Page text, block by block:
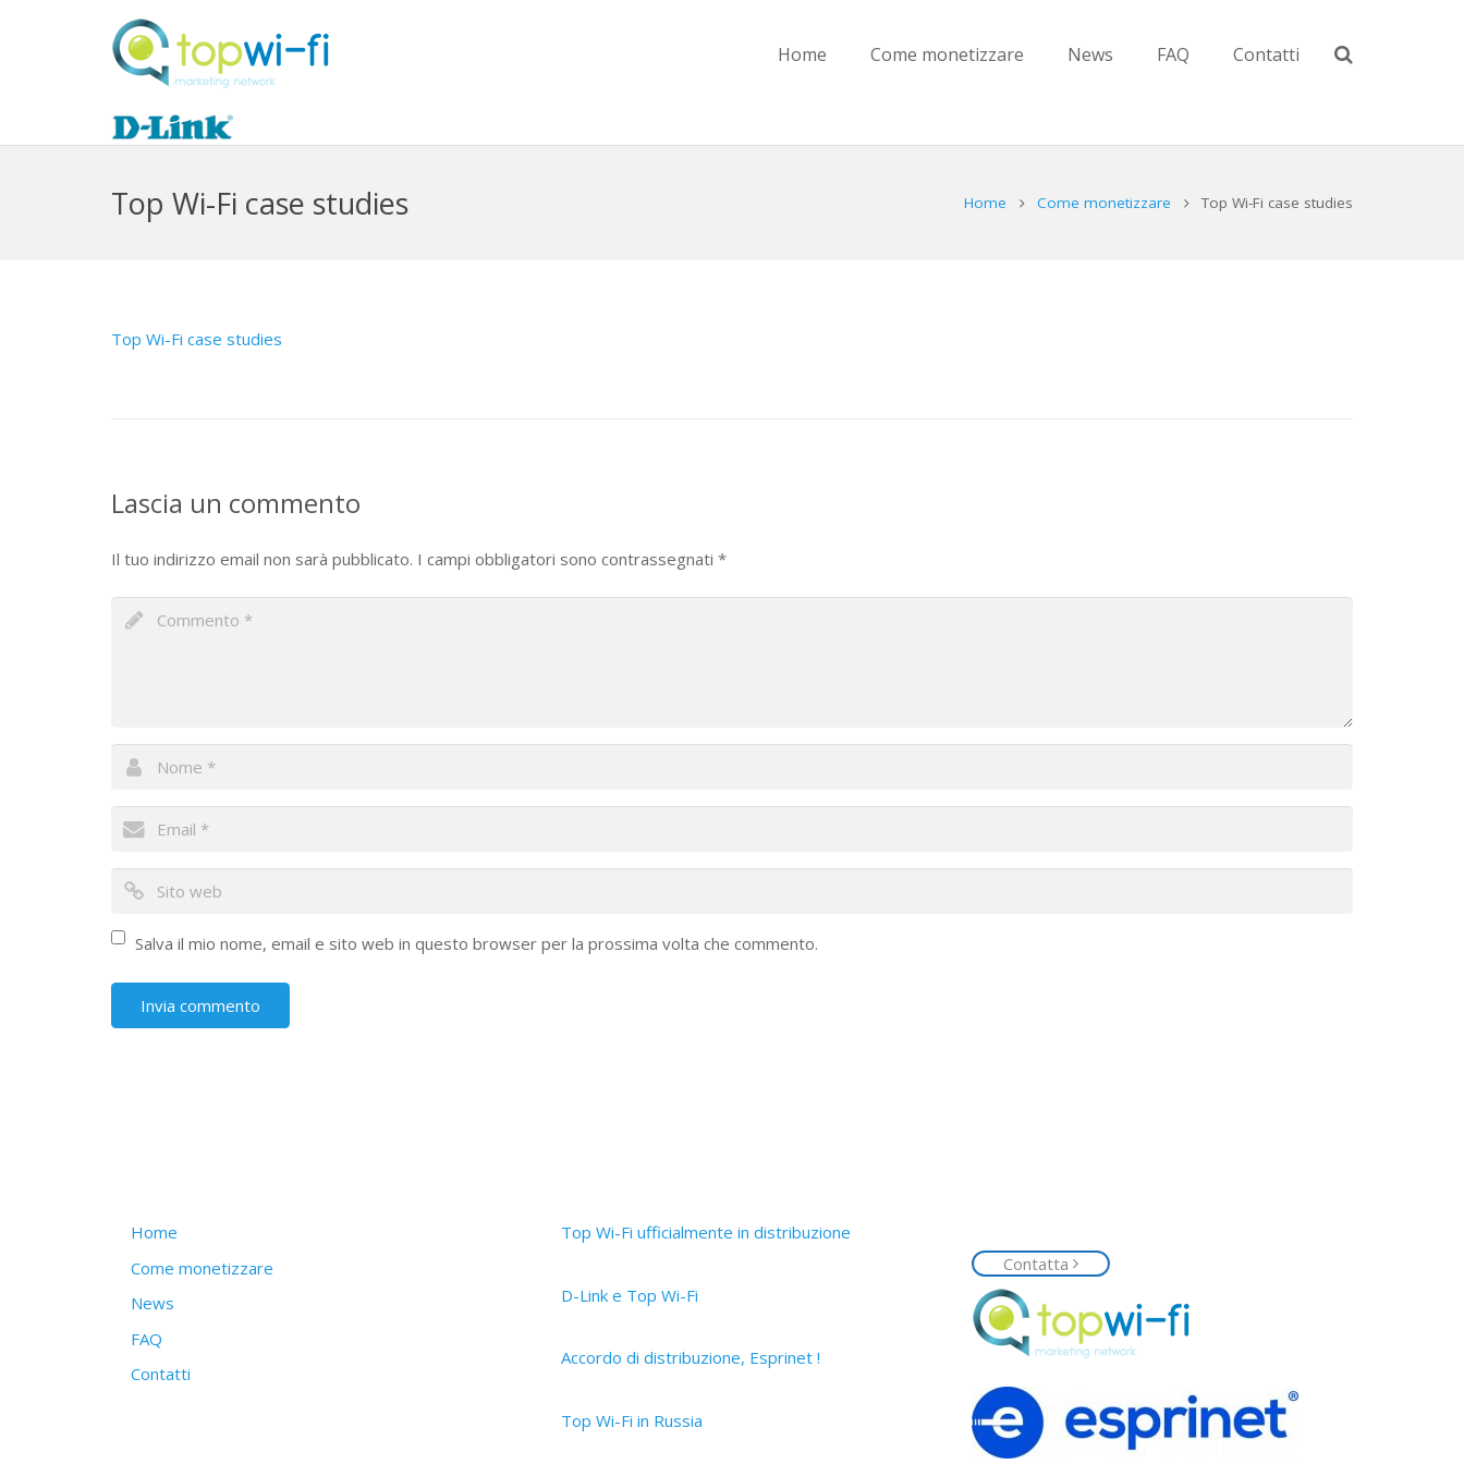
Home Come monetizzare News FAQ Contatti
Top Wi-Fi case studies Home Come monetizzare Top Wi-Fi case studies
Top Wi-Fi case studies
Lascia un commento
Il tuo indirizzo email non sarà pubblicato. I campi obbligatori sono contrassegnati *
Salva il mio nome, email e sito web in questo browser per la prossima volta che commento.
Home
Come monetizzare
News
FAQ
Contatti
Top Wi-Fi ufficialmente in distribuzione
D-Link e Top Wi-Fi
Accordo di distribuzione, Esprinet !
Top Wi-Fi in Russia
Contatta